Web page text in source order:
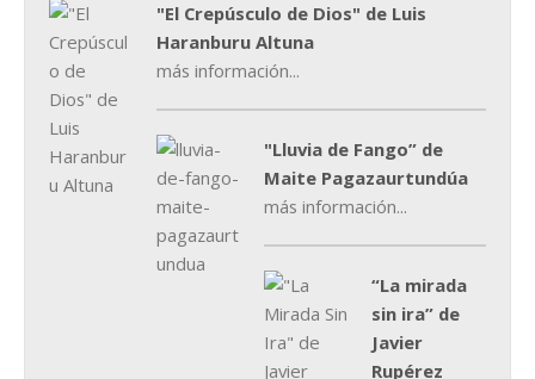
"El Crepúsculo de Dios" de Luis
Haranburu Altuna
más información...
"Lluvia de Fango” de
Maite Pagazaurtundúa
más información...
“La mirada
sin ira” de
Javier
Rupérez